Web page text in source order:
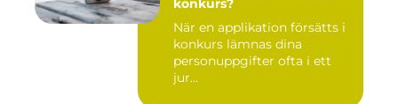
konkurs?
När en applikation försätts i
konkurs lämnas dina
personuppgifter ofta i ett
jur...